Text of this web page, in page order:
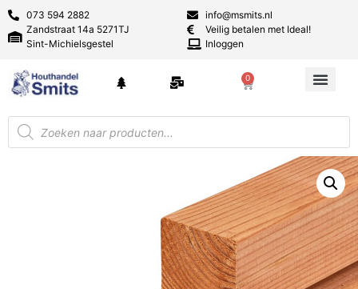
073 594 2882
Zandstraat 14a 5271TJ
Sint-Michielsgestel
info@msmits.nl
Veilig betalen met Ideal!
Inloggen
0